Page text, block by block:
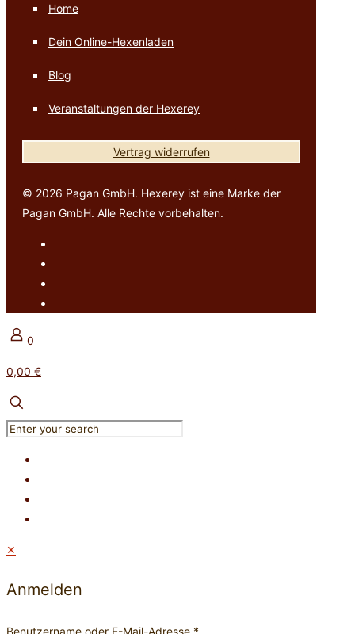
Home
Dein Online-Hexenladen
Blog
Veranstaltungen der Hexerey
Vertrag widerrufen
© 2026 Pagan GmbH. Hexerey ist eine Marke der
Pagan GmbH. Alle Rechte vorbehalten.
0
0,00 €
✕
Anmelden
Benutzername oder E-Mail-Adresse *